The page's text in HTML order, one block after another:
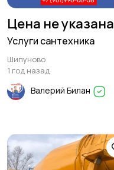
Цена не указана
Услуги сантехника
Шипуново
1 год назад
Валерий Билан